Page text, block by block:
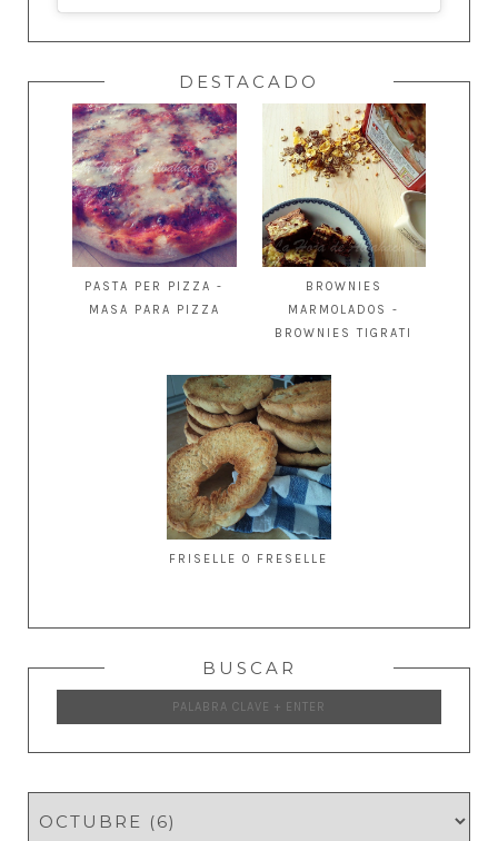
DESTACADO
PASTA PER PIZZA -
MASA PARA PIZZA
BROWNIES
MARMOLADOS -
BROWNIES TIGRATI
FRISELLE O FRESELLE
BUSCAR